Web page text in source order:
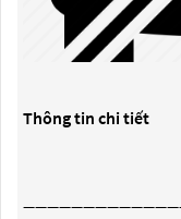
Thông tin chi tiết